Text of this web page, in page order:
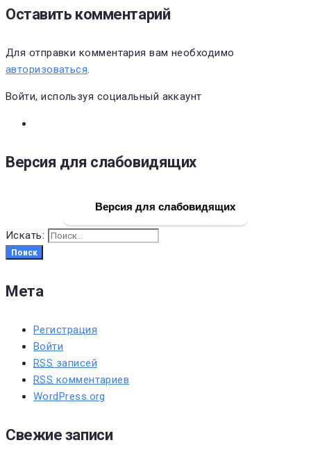
Оставить комментарий
Для отправки комментария вам необходимо
авторизоваться.
Войти, используя социальный аккаунт
Версия для слабовидящих
Версия для слабовидящих
Искать:
Поиск
Мета
Регистрация
Войти
RSS записей
RSS комментариев
WordPress.org
Свежие записи